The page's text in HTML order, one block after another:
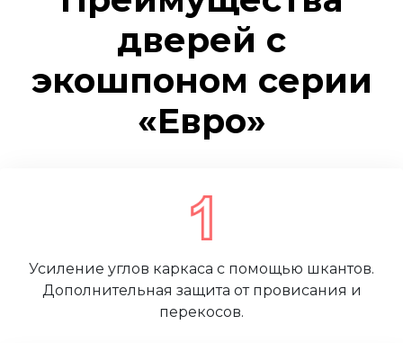
дверей с
экошпоном серии
«Евро»
Усиление углов каркаса с помощью шкантов.
Дополнительная защита от провисания и
перекосов.